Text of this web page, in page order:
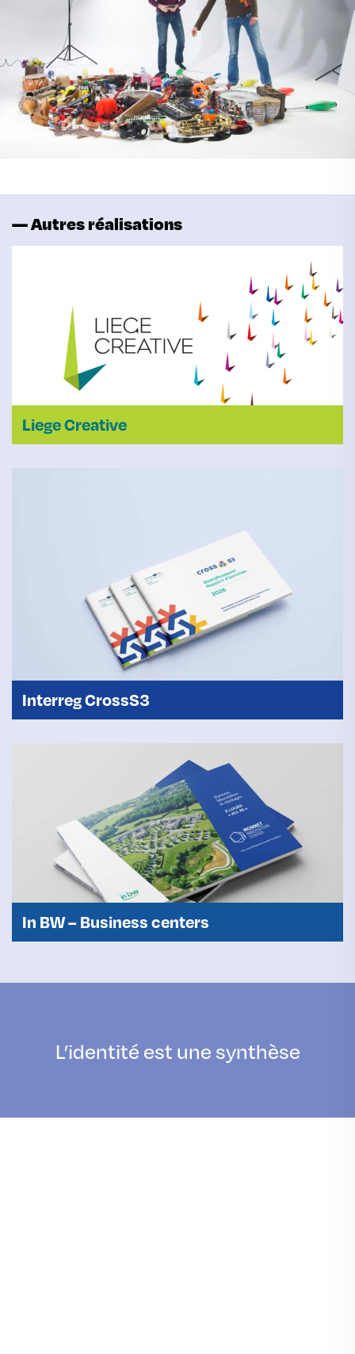
— Autres réalisations
Liege Creative
Interreg CrossS3
In BW – Business centers
L’identité est une synthèse